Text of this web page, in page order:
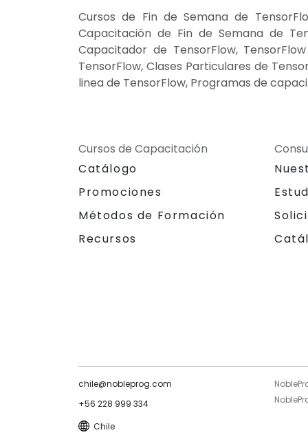
Cursos de Fin de Semana de
Capacitación de Fin de Semana de
Capacitador de TensorFlow,
TensorFlow, Clases Particulares de
linea de TensorFlow, Programas de
Cursos de Capacitación
Catálogo
Promociones
Métodos de Formación
Recursos
chile@nobleprog.com
+56 228 999 334
Chile